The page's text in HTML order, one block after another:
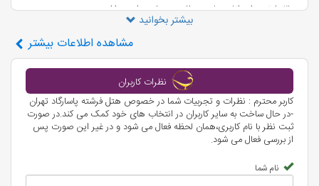
۳۰ طبقه برای اتاق های مجلل در هتل خواهد داشت.
‌🚩 لیست تورهای داخلی علالادین تراول ⬅رزرو آنلاین
تورهای ایرانگردی
پروژه ساخت هتل فرشته تهران از سال ۱۳۹۱ آغاز شده و طبق تخمین و
پیش‌بینی‌هایی که صورت گرفته است، در سال ۱۳۹۷ افتتاح خواهد شد.
معمار و طراح این هتل نوساز تهران توسط یکی از برجسته ترین
دارد. هتل فرشته پاسارگاد تهران قرار است در 30 طبقه‌ای که به محل
بیشتر بخوانید
مشاهده اطلاعات بیشتر
نظرات کاربران
کاربر محترم : نظرات و تجربیات شما در خصوص هتل فرشته پاسارگاد تهران
-در حال ساخت به سایر کاربران در انتخاب های خود کمک می کند.در صورت
ثبت نظر با نام کاربری،همان لحظه فعال می شود و در غیر این صورت پس
از بررسی فعال می شود.
نام شما